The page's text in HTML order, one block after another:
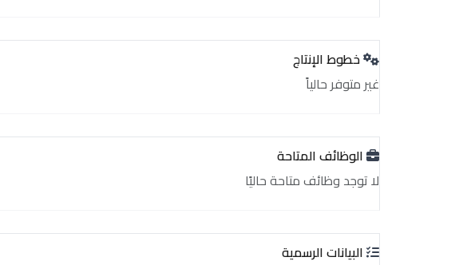
خطوط الإنتاج
غير متوفر حالياً
الوظائف المتاحة
لا توجد وظائف متاحة حاليًا
البيانات الرسمية